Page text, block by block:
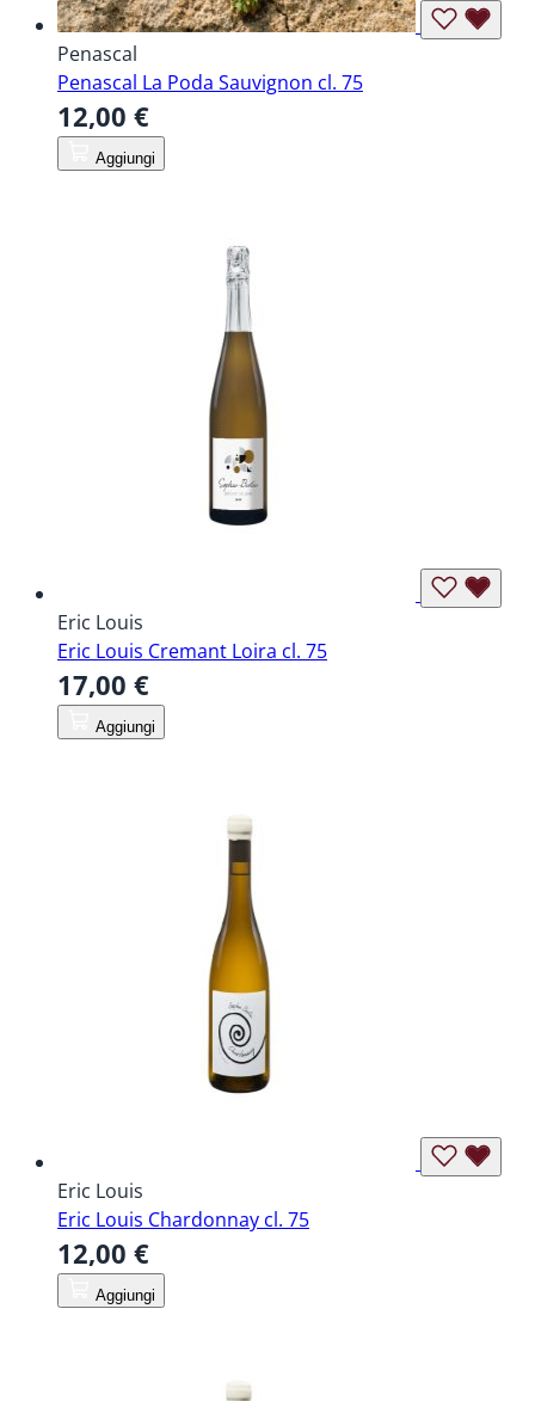
Penascal
Penascal La Poda Sauvignon cl. 75
12,00 €
Aggiungi
Eric Louis
Eric Louis Cremant Loira cl. 75
17,00 €
Aggiungi
Eric Louis
Eric Louis Chardonnay cl. 75
12,00 €
Aggiungi